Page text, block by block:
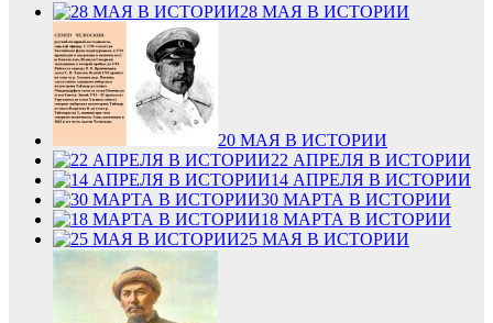
28 МАЯ В ИСТОРИИ
20 МАЯ В ИСТОРИИ
22 АПРЕЛЯ В ИСТОРИИ
14 АПРЕЛЯ В ИСТОРИИ
30 МАРТА В ИСТОРИИ
18 МАРТА В ИСТОРИИ
25 МАЯ В ИСТОРИИ